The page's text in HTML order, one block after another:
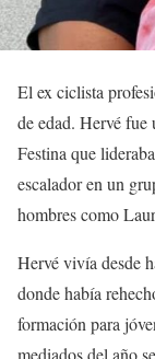
El ex ciclista
de edad. Hervé fue
Festina que
escalador en un
hombres como
Hervé vivía desde
donde había
formación para
mediados del año